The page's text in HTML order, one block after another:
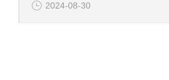
2024-08-30